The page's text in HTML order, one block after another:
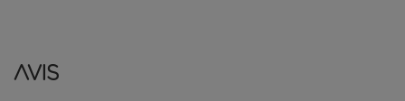
Avis